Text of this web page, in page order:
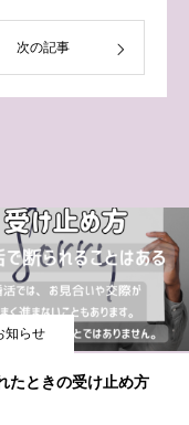
次の記事
知らせ
たときの受け止め方